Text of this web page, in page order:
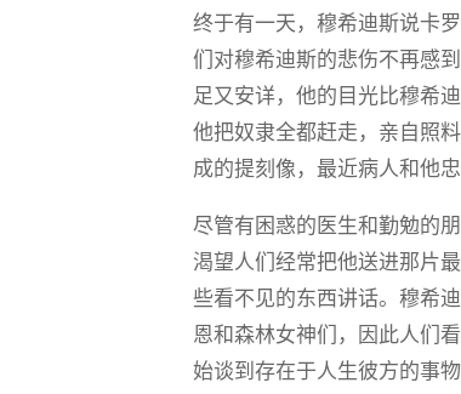
终于有一天，穆希迪斯说卡
们对穆希迪斯的悲伤不再感
足又安详，他的目光比穆希
他把奴隶全都赶走，亲自照
成的提刻像，最近病人和他
尽管有困惑的医生和勤勉的
渴望人们经常把他送进那片
些看不见的东西讲话。穆希
恩和森林女神们，因此人们
始谈到存在于人生彼方的事